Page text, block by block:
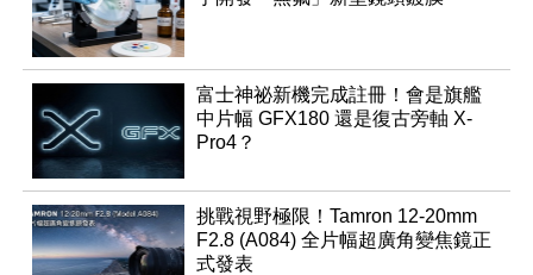
富士神祕新機完成註冊！會是旗艦
中片幅 GFX180 還是復古旁軸 X-
Pro4？
挑戰視野極限！Tamron 12-20mm
F2.8 (A084) 全片幅超廣角變焦鏡正
式發表